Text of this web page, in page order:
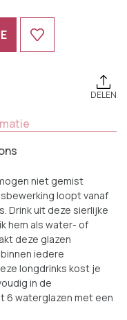
DELEN
niet gemist
loopt vanaf
Drink uit deze sierlijke
hem als water- of
deze glazen
iedere
longdrinks kost je
in de
6 waterglazen met een